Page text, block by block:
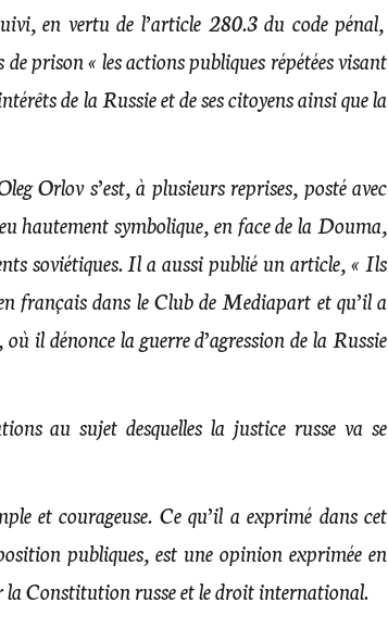
en vertu de l’article 280.3 du code pénal,
prison « les actions publiques répétées visant
de la Russie et de ses citoyens ainsi que la
Orlov s’est, à plusieurs reprises, posté avec
hautement symbolique, en face de la Douma,
soviétiques. Il a aussi publié un article, « Ils
français dans le Club de Mediapart et qu’il a
il dénonce la guerre d’agression de la Russie
au sujet desquelles la justice russe va se
et courageuse. Ce qu’il a exprimé dans cet
publiques, est une opinion exprimée en
la Constitution russe et le droit international.